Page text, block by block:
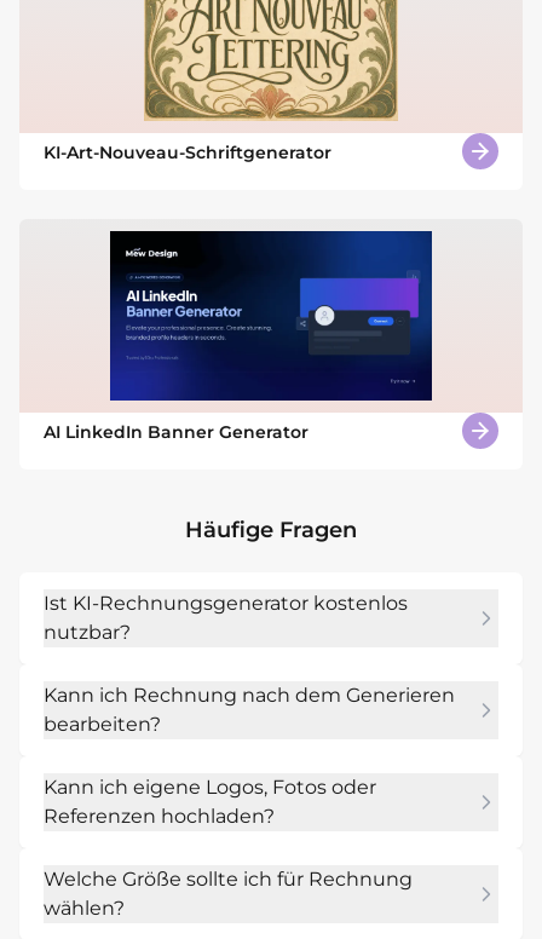
KI-Art-Nouveau-Schriftgenerator
AI LinkedIn Banner Generator
Häufige Fragen
Ist KI-Rechnungsgenerator kostenlos
nutzbar?
kostenlosen AI-Credits beginnen und den AI-
Rechnungsersteller testen, bevor du weitere
Kann ich Rechnung nach dem Generieren
bearbeiten?
Steuerbescheide, Gesamtbeträge,
Zahlungsdetails, Fälligkeitsdatum, Logo und
beginnen zu müssen.
Kann ich eigene Logos, Fotos oder
Referenzen hochladen?
damit Mew Design Rechnungen erstellen
kann, die mit deinen vorhandenen Materialien
Welche Größe sollte ich für Rechnung
wählen?